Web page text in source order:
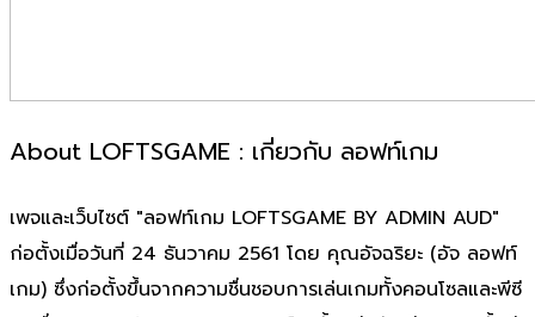
About LOFTSGAME : เกี่ยวกับ ลอฟท์เกม
เพจและเว็บไซต์ "ลอฟท์เกม LOFTSGAME BY ADMIN AUD"
ก่อตั้งเมื่อวันที่ 24 ธันวาคม 2561 โดย คุณอัจฉริยะ (อัจ ลอฟท์
เกม) ซึ่งก่อตั้งขึ้นจากความชื่นชอบการเล่นเกมทั้งคอนโซลและพีซี